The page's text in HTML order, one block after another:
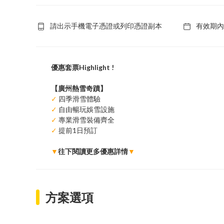
請出示手機電子憑證或列印憑證副本 有效期
優惠套票Highlight !
【廣州熱雪奇蹟】
✓ 四季滑雪體驗
✓ 自由暢玩娛雪設施
✓ 專業滑雪裝備齊全
✓ 提前1日預訂
▼往下閱讀更多優惠詳情▼
方案選項